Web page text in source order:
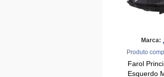
Esquerdo
Classe a